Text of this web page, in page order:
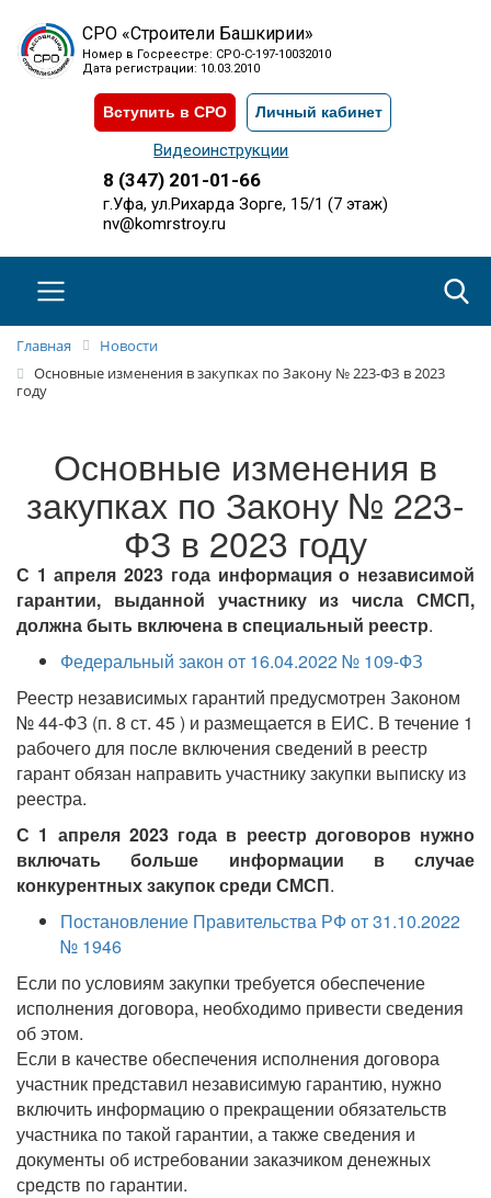
СРО «Строители Башкирии»
Номер в Госреестре: СРО-С-197-10032010
Дата регистрации: 10.03.2010
Вступить в СРО Личный кабинет
Видеоинструкции
8 (347) 201-01-66
г.Уфа, ул.Рихарда Зорге, 15/1 (7 этаж)
nv@komrstroy.ru
Главная
Новости
Основные изменения в закупках по Закону № 223-ФЗ в 2023
году
Основные изменения в
закупках по Закону № 223-
ФЗ в 2023 году
С 1 апреля 2023 года информация о независимой
гарантии, выданной участнику из числа СМСП,
должна быть включена в специальный реестр.
Федеральный закон от 16.04.2022 № 109-ФЗ
Реестр независимых гарантий предусмотрен Законом
№ 44-ФЗ (п. 8 ст. 45 ) и размещается в ЕИС. В течение 1
рабочего для после включения сведений в реестр
гарант обязан направить участнику закупки выписку из
реестра.
С 1 апреля 2023 года в реестр договоров нужно
включать больше информации в случае
конкурентных закупок среди СМСП.
Постановление Правительства РФ от 31.10.2022
№ 1946
Если по условиям закупки требуется обеспечение
исполнения договора, необходимо привести сведения
об этом.
Если в качестве обеспечения исполнения договора
участник представил независимую гарантию, нужно
включить информацию о прекращении обязательств
участника по такой гарантии, а также сведения и
документы об истребовании заказчиком денежных
средств по гарантии.